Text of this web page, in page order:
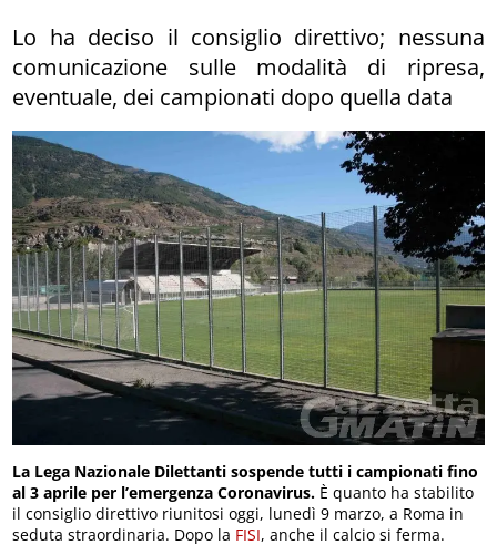
Lo ha deciso il consiglio direttivo; nessuna
comunicazione sulle modalità di ripresa,
eventuale, dei campionati dopo quella data
La Lega Nazionale Dilettanti sospende tutti i campionati fino
al 3 aprile per l’emergenza Coronavirus. È quanto ha stabilito
il consiglio direttivo riunitosi oggi, lunedì 9 marzo, a Roma in
seduta straordinaria. Dopo la FISI, anche il calcio si ferma.